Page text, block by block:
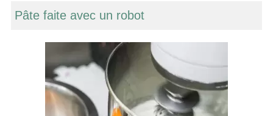
Pâte faite avec un robot